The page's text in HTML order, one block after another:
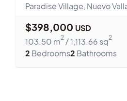
Paradise Village, Nuevo
$398,000 USD
103.50 m2 /1,113.66 sq2
2 Bedrooms2 Bathrooms